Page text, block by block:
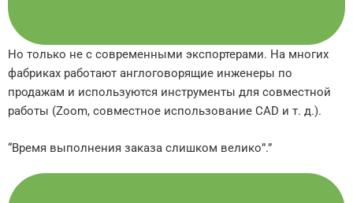
Но только не с современными экспортерами. На многих
фабриках работают англоговорящие инженеры по
продажам и используются инструменты для совместной
работы (Zoom, совместное использование CAD и т. д.).
“Время выполнения заказа слишком велико”.”